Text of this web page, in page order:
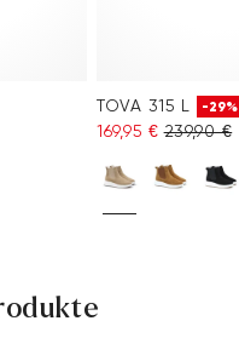
TOVA 315 L -29%
169,95 € 239,90 €